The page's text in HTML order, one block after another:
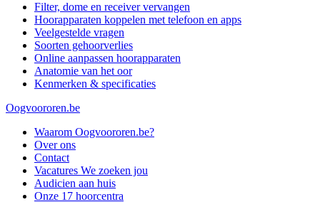
Filter, dome en receiver vervangen
Hoorapparaten koppelen met telefoon en apps
Veelgestelde vragen
Soorten gehoorverlies
Online aanpassen hoorapparaten
Anatomie van het oor
Kenmerken & specificaties
Oogvoororen.be
Waarom Oogvoororen.be?
Over ons
Contact
Vacatures We zoeken jou
Audicien aan huis
Onze 17 hoorcentra